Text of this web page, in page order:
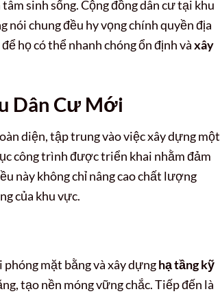
tâm sinh sống. Cộng đồng dân cư tại khu
nói chung đều hy vọng chính quyền địa
họ có thể nhanh chóng ổn định vàxây
Dân Cư Mới
diện, tập trung vào việc xây dựng một
công trình được triển khai nhằm đảm
này không chỉ nâng cao chất lượng
của khu vực.
phóng mặt bằng và xây dựnghạ tầng kỹ
tạo nền móng vững chắc. Tiếp đến là